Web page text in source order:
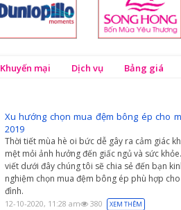
Khuyến mại Dịch vụ Bảng giá
Xu hướng chọn mua đệm bông ép cho
2019
Thời tiết mùa hè oi bức dễ gây ra cảm giác
mệt mỏi ảnh hưởng đến giấc ngủ và sức
viết dưới đây chúng tôi sẽ chia sẻ đến bạn
nghiệm chọn mua đệm bông ép phù hợp
đình.
12-10-2020, 11:28 am 380 XEM THÊM